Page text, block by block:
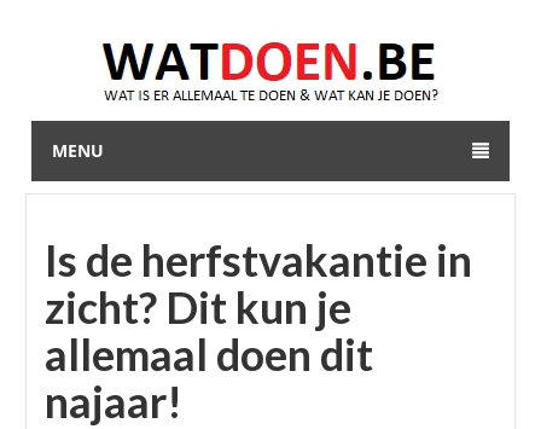
MENU
Is de herfstvakantie in
zicht? Dit kun je
allemaal doen dit
najaar!